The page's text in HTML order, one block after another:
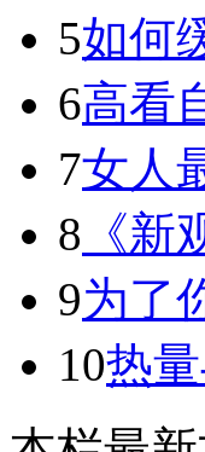
5如何
6高看
7女人
8 《
9为了
10热